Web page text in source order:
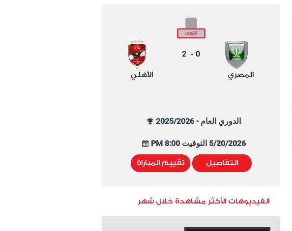
المصري
0
-
2
الأهلي
الدوري العام - 2025/2026
5/20/2026 التوقيت 8:00 PM
التفاصيل تقييم المباراة
الفيديوهات الأكثر مشاهدة خلال شهر